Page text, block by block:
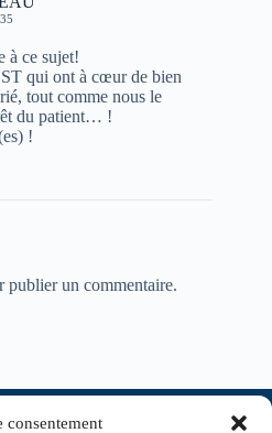
consentement
à ce sujet!
qui ont à cœur de bien
tout comme nous le
du patient… !
!
publier un commentaire.